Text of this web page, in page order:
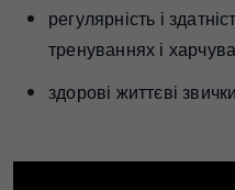
регулярність і
тренуваннях і
здорові життєві